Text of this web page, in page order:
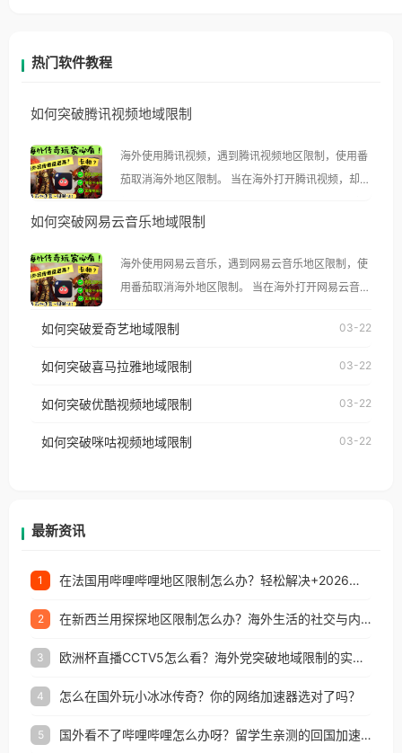
热门软件教程
如何突破腾讯视频地域限制
海外使用腾讯视频，遇到腾讯视频地区限制，使用番
茄取消海外地区限制。 当在海外打开腾讯视频，却突
示语。 海外用户如香港、澳门、台湾、美国、加拿
像其他音乐平台一样，出现地区及版权限制问题，且
仅能在中国大陆地区播放。 遇到这个问题的朋友们，
台湾、美国、加拿大、澳大利亚、欧洲等国家和地区
权限制所困扰。
如何突破网易云音乐地域限制
海外使用网易云音乐，遇到网易云音乐地区限制，使
用番茄取消海外地区限制。 当在海外打开网易云音
播放”的提示语。 海外用户如香港、澳门、台湾、美
制问题，且仅能在中国大陆地区播放。 遇到这个问题
户收听网易云音乐地区版权限制」的问题，无论人在
如何突破爱奇艺地域限制 03-22
如何突破喜马拉雅地域限制 03-22
如何突破优酷视频地域限制 03-22
如何突破咪咕视频地域限制 03-22
最新资讯
1 在法国用哔哩哔哩地区限制怎么办？轻松解决+2026世界杯看球攻略
2 在新西兰用探探地区限制怎么办？海外生活的社交与内容之困
3 欧洲杯直播CCTV5怎么看？海外党突破地域限制的实用指南
4 怎么在国外玩小冰冰传奇？你的网络加速器选对了吗？
5 国外看不了哔哩哔哩怎么办呀？留学生亲测的回国加速全攻略（含酷我音乐渤海银行解决方法）